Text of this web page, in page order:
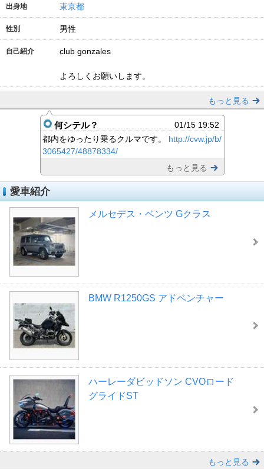
出身地 東京都
性別 男性
自己紹介 club gonzales
よろしくお願いします。
もっと見る
何シテル？
01/15 19:52
都内をゆったり乗るクルマです。 http://cvw.jp/b/
3065427/48878334/
もっと見る
愛車紹介
メルセデス・ベンツ Gクラス
BMW R1250GS アドベンチャー
ハーレーダビッドソン CVOロード
グライドST
もっと見る